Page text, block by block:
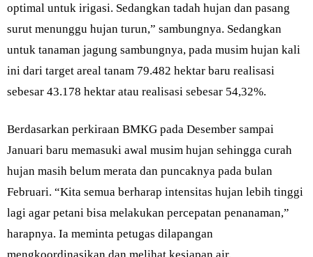
optimal untuk irigasi. Sedangkan tadah hujan dan pasang
surut menunggu hujan turun,” sambungnya. Sedangkan
untuk tanaman jagung sambungnya, pada musim hujan kali
ini dari target areal tanam 79.482 hektar baru realisasi
sebesar 43.178 hektar atau realisasi sebesar 54,32%.
Berdasarkan perkiraan BMKG pada Desember sampai
Januari baru memasuki awal musim hujan sehingga curah
hujan masih belum merata dan puncaknya pada bulan
Februari. “Kita semua berharap intensitas hujan lebih tinggi
lagi agar petani bisa melakukan percepatan penanaman,”
harapnya. Ia meminta petugas dilapangan
mengkoordinasikan dan melihat kesiapan air.